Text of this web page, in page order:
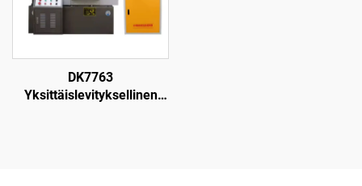
DK7763
Yksittäislevityksellinen